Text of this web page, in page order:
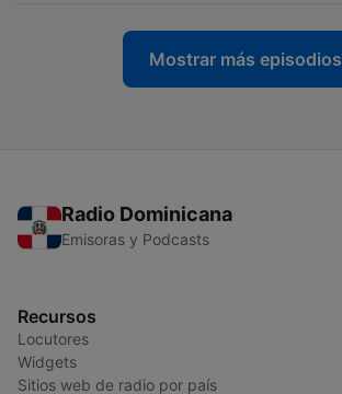
Mostrar más episodios
Radio Dominicana
Emisoras y Podcasts
Recursos
Locutores
Widgets
Sitios web de radio por país